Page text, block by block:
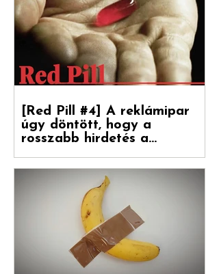
Végre magyarul is olvasható a Hogyan
nőnek a márkák 2. része, amely a
Reklámtörténet gondozásában, a Flora
Food Group (korábban: Upfield)...
rosszabb hirdetés a
boldogulása kulcsa
Folytatódik tovább sorozatunk. Debreceni
Jánossal, a Hogyan nőnek a márkák
fordítójával Kovács Levente (White Rabbit